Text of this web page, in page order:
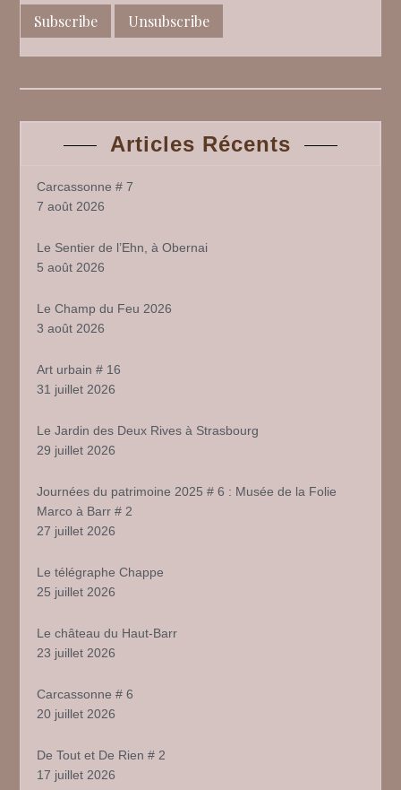
Articles Récents
Carcassonne # 7
7 août 2026
Le Sentier de l’Ehn, à Obernai
5 août 2026
Le Champ du Feu 2026
3 août 2026
Art urbain # 16
31 juillet 2026
Le Jardin des Deux Rives à Strasbourg
29 juillet 2026
Journées du patrimoine 2025 # 6 : Musée de la Folie
Marco à Barr # 2
27 juillet 2026
Le télégraphe Chappe
25 juillet 2026
Le château du Haut-Barr
23 juillet 2026
Carcassonne # 6
20 juillet 2026
De Tout et De Rien # 2
17 juillet 2026